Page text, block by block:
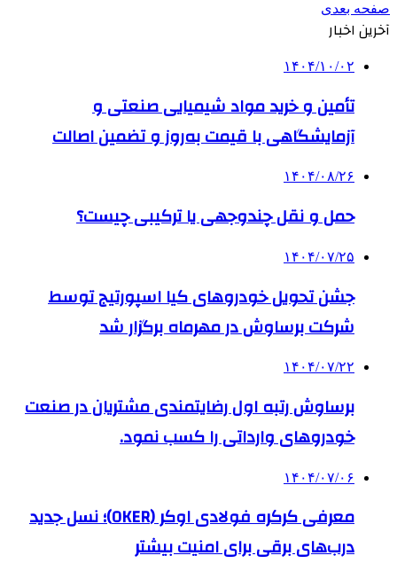
صفحه بعدی
آخرین اخبار
۱۴۰۴/۱۰/۰۲
تأمین و خرید مواد شیمیایی صنعتی و
آزمایشگاهی با قیمت به‌روز و تضمین اصالت
۱۴۰۴/۰۸/۲۶
حمل و نقل چندوجهی یا ترکیبی چیست؟
۱۴۰۴/۰۷/۲۵
جشن تحویل خودروهای کیا اسپورتیج توسط
شرکت برساوش در مهرماه برگزار شد
۱۴۰۴/۰۷/۲۲
برساوش رتبه اول رضایتمندی مشتریان در صنعت
خودروهای وارداتی را کسب نمود.
۱۴۰۴/۰۷/۰۶
معرفی کرکره فولادی اوکر (OKER)؛ نسل جدید
درب‌های برقی برای امنیت بیشتر